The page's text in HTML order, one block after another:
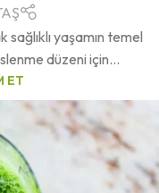
yaşamın temel
düzeni için...
ET